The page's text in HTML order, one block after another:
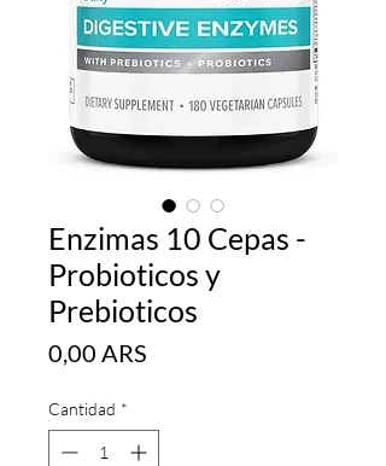
Enzimas 10 Cepas -
Probioticos y
Prebioticos
0,00 ARS
Cantidad *